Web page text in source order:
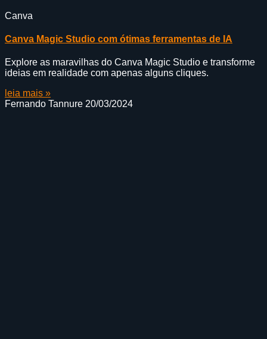
Canva
Canva Magic Studio com ótimas ferramentas de IA
Explore as maravilhas do Canva Magic Studio e transforme
ideias em realidade com apenas alguns cliques.
leia mais »
Fernando Tannure 20/03/2024